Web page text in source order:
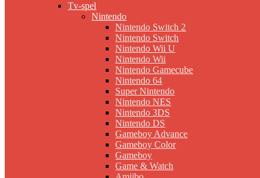
Tv-spel
Nintendo
Nintendo Switch 2
Nintendo Switch
Nintendo Wii U
Nintendo Wii
Nintendo Gamecube
Nintendo 64
Super Nintendo
Nintendo NES
Nintendo 3DS
Nintendo DS
Gameboy Advance
Gameboy Color
Gameboy
Game & Watch